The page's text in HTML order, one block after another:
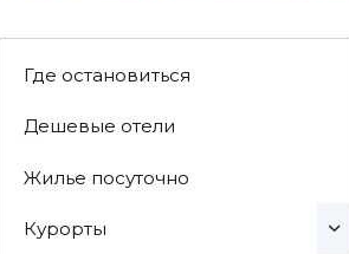
Где остановиться
Дешевые отели
Жилье посуточно
Курорты